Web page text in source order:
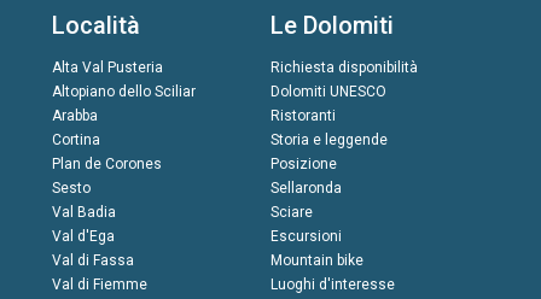
Località
Alta Val Pusteria
Altopiano dello Sciliar
Arabba
Cortina
Plan de Corones
Sesto
Val Badia
Val d'Ega
Val di Fassa
Val di Fiemme
Le Dolomiti
Richiesta disponibilità
Dolomiti UNESCO
Ristoranti
Storia e leggende
Posizione
Sellaronda
Sciare
Escursioni
Mountain bike
Luoghi d'interesse